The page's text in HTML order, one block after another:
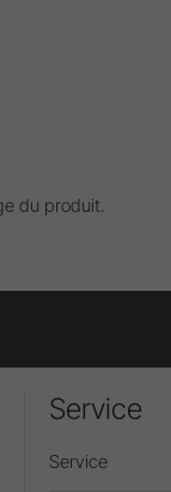
du produit.
Service
Service